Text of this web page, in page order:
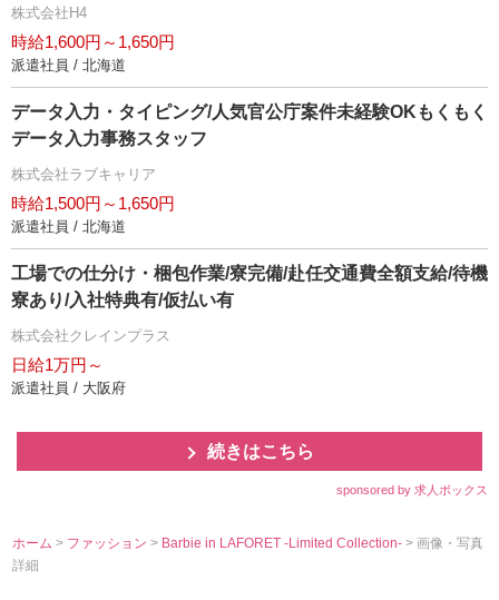
株式会社H4
時給1,600円～1,650円
派遣社員 / 北海道
データ入力・タイピング/人気官公庁案件未経験OKもくもく
データ入力事務スタッフ
株式会社ラブキャリア
時給1,500円～1,650円
派遣社員 / 北海道
工場での仕分け・梱包作業/寮完備/赴任交通費全額支給/待機
寮あり/入社特典有/仮払い有
株式会社クレインプラス
日給1万円～
派遣社員 / 大阪府
続きはこちら
sponsored by 求人ボックス
ホーム > ファッション> Barbie in LAFORET -Limited Collection-> 画像・写真
詳細